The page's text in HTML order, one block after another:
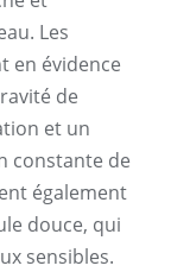
Les
en évidence
de
et un
constante de
également
douce, qui
sensibles.